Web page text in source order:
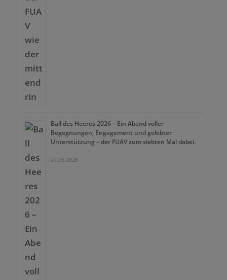
Ball des Heeres 2026 – Ein Abend voller
Begegnungen, Engagement und gelebter
Unterstützung – der FUAV zum siebten Mal dabei.
27.05.2026